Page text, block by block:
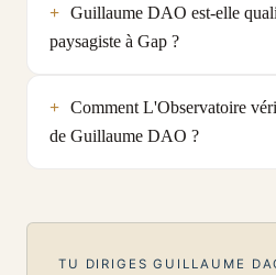
Guillaume DAO est-elle
paysagiste à Gap ?
Comment L'Observatoire
de Guillaume DAO ?
TU DIRIGES GUILLAUME